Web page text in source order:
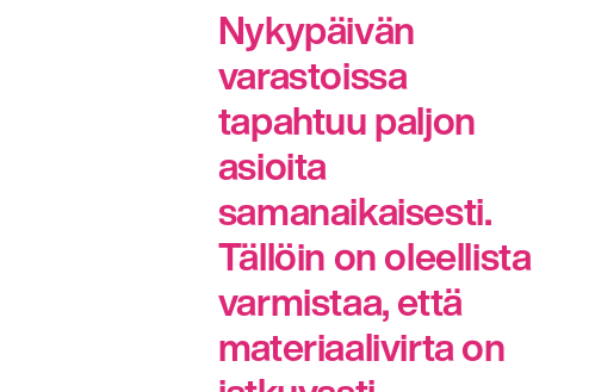
Nykypäivän
varastoissa
tapahtuu paljon
asioita
samanaikaisesti.
Tällöin on oleellista
varmistaa, että
materiaalivirta on